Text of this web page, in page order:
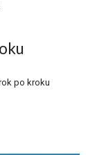
.
po kroku